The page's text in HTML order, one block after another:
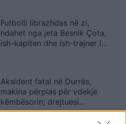
Futbolli librazhdas në zi,
ndahet nga jeta Besnik Çota,
ish-kapiten dhe ish-trajner i
Aksident fatal në Durrës,
makina përplas për vdekje
këmbësorin; drejtuesi
shoqërohet në polici